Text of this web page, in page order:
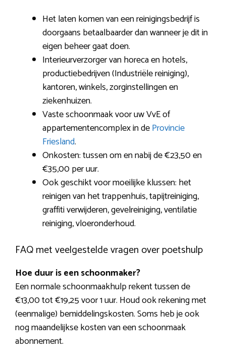
Het laten komen van een reinigingsbedrijf is
doorgaans betaalbaarder dan wanneer je dit in
eigen beheer gaat doen.
Interieurverzorger van horeca en hotels,
productiebedrijven (Industriële reiniging),
kantoren, winkels, zorginstellingen en
ziekenhuizen.
Vaste schoonmaak voor uw VvE of
appartementencomplex in deProvincie
Friesland.
Onkosten: tussen om en nabij de €23,50 en
€35,00 per uur.
Ook geschikt voor moeilijke klussen: het
reinigen van het trappenhuis, tapijtreiniging,
graffiti verwijderen, gevelreiniging, ventilatie
reiniging, vloeronderhoud.
FAQ met veelgestelde vragen over poetshulp
Hoe duur is een schoonmaker?
Een normale schoonmaakhulp rekent tussen de
€13,00 tot €19,25 voor 1 uur. Houd ook rekening met
(eenmalige) bemiddelingskosten. Soms heb je ook
nog maandelijkse kosten van een schoonmaak
abonnement.